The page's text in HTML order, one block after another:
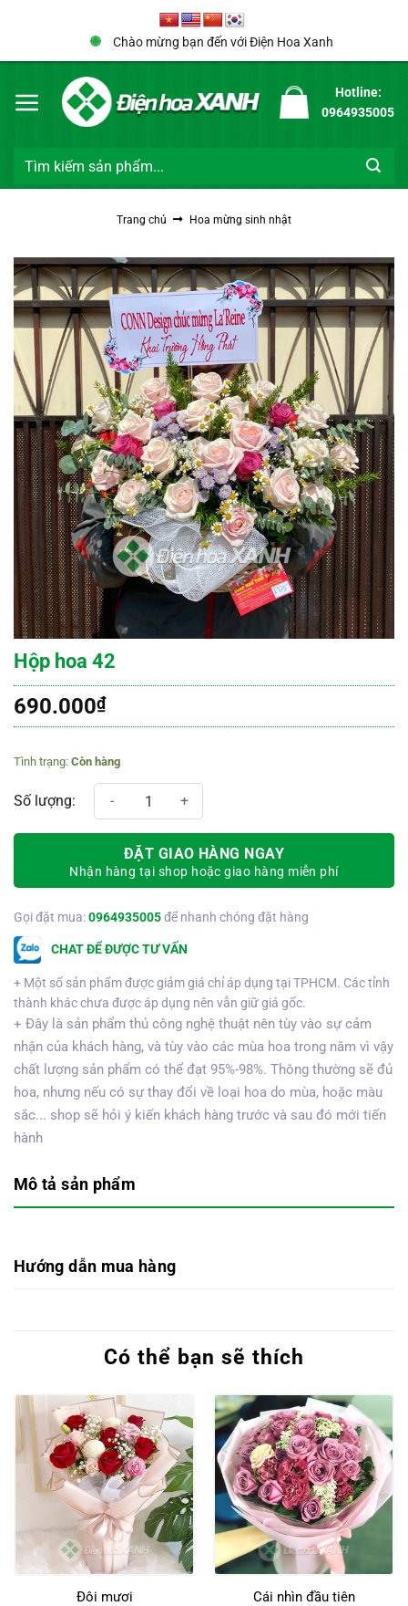
Chào mừng bạn đến với Điện Hoa Xanh
Hotline:
0964935005
Tìm
Trang chủ Hoa mừng sinh nhật
Hộp hoa 42
690.000₫
Còn hàng
Hộp hoa 42 số lượng
ĐẶT GIAO HÀNG NGAY
Nhận hàng tại shop hoặc giao hàng miễn phí
Gọi đặt mua:0964935005để nhanh chóng đặt hàng
CHAT ĐỂ ĐƯỢC TƯ VẤN
+ Một số sản phẩm được giảm giá chỉ áp dụng tại TPHCM. Các tỉnh
thành khác chưa được áp dụng nên vẫn giữ giá gốc.
+ Đây là sản phẩm thủ công nghệ thuật nên tùy vào sự cảm
nhận của khách hàng, và tùy vào các mùa hoa trong năm vì vậy
chất lượng sản phẩm có thể đạt 95%-98%. Thông thường sẽ đủ
hoa, nhưng nếu có sự thay đổi về loại hoa do mùa, hoặc màu
sắc... shop sẽ hỏi ý kiến khách hàng trước và sau đó mới tiến
hành
Mô tả sản phẩm
Hướng dẫn mua hàng
Có thể bạn sẽ thích
Đôi mươi Cái nhìn đầu tiên